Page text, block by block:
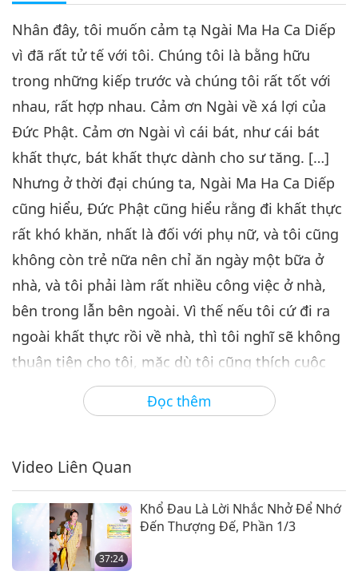
28:49
Giữa Thầy và Trò 2024-07-26 8108Lượt Xem
Câu Chuyện Về Ngài Ma Ha Ca
Diếp (thuần chay) , Phần 5/10
Giữa Thầy và Trò 2024-07-27
27:58
Câu Chuyện Về Ngài Ma Ha
Ca Diếp (thuần chay) , Phần
6/10
Giữa Thầy và Trò 2024-07-28 7765 Lượt Xem
7
25:13
Câu Chuyện Về Ngài Ma Ha Ca
Diếp (thuần chay) , Phần 7/10
Giữa Thầy và Trò 2024-07-29 7599 Lượt Xem
Câu Chuyện Về Ngài Ma Ha Ca
Diếp (thuần chay) , Phần 8/10
Giữa Thầy và Trò
9
27:22
Câu Chuyện Về Ngài Ma Ha Ca
Diếp (thuần chay) , Phần 9/10
Đọc thêm
Nhân đây, tôi muốn cảm tạ Ngài Ma Ha Ca Diếp
vì đã rất tử tế với tôi. Chúng tôi là bằng hữu
trong những kiếp trước và chúng tôi rất tốt với
nhau, rất hợp nhau. Cảm ơn Ngài về xá lợi của
Đức Phật. Cảm ơn Ngài vì cái bát, như cái bát
khất thực, bát khất thực dành cho sư tăng. […]
Nhưng ở thời đại chúng ta, Ngài Ma Ha Ca Diếp
cũng hiểu, Đức Phật cũng hiểu rằng đi khất thực
rất khó khăn, nhất là đối với phụ nữ, và tôi cũng
không còn trẻ nữa nên chỉ ăn ngày một bữa ở
nhà, và tôi phải làm rất nhiều công việc ở nhà,
bên trong lẫn bên ngoài. Vì thế nếu tôi cứ đi ra
ngoài khất thực rồi về nhà, thì tôi nghĩ sẽ không
thuận tiện cho tôi, mặc dù tôi cũng thích cuộc
sống tự do đó rất, rất, rất nhiều!!!
Dù chỉ ăn một bữa – nấu nướng và dọn rửa – tôi
phải lau chùi nhà cửa, phải lau sàn nhà, giặt
chăn mền, quần áo, rồi sau khi nấu nướng phải
rửa chén dĩa, lau bếp và các dụng cụ v.v.; Tôi cảm
thấy như vậy là quá nhiều, quá nhiều việc rồi. Tôi
Video Liên Quan
37:24
Khổ Đau Là Lời Nhắc Nhở Để Nhớ
Đến Thượng Đế, Phần 1/3